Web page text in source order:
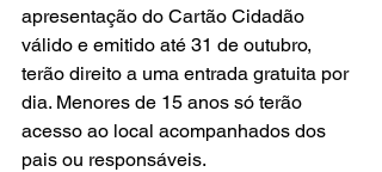
apresentação do Cartão Cidadão
válido e emitido até 31 de outubro,
terão direito a uma entrada gratuita por
dia. Menores de 15 anos só terão
acesso ao local acompanhados dos
pais ou responsáveis.